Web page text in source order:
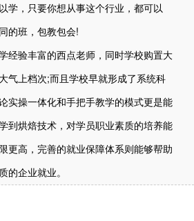
学，只要你想从事这个行业，都可以
的班，包教包会!
经验丰富的西点老师，同时学校购置大
气上档次;而且学校早就形成了系统科
实操一体化和手把手教学的模式更是能
到烘焙技术，对学员职业素质的培养能
更高，完善的就业保障体系则能够帮助
的企业就业。